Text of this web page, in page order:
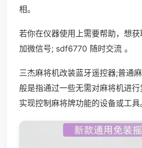
相。
若你在仪器使用上需要帮助，想
加微信号; sdf6770 随时交流 。
三杰麻将机改装蓝牙遥控器;普通
般是指通过一些无需对麻将机进
实现控制麻将牌功能的设备或工具